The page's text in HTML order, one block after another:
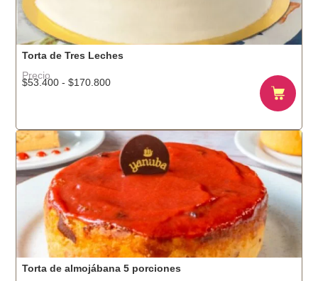
Torta de Tres Leches
Precio
$53.400 - $170.800Rango
$53.400
hasta
$170.800
Torta de almojábana 5 porciones